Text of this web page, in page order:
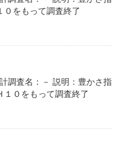
をもって調査終了
調査名：－ 説明：豊かさ指
０をもって調査終了